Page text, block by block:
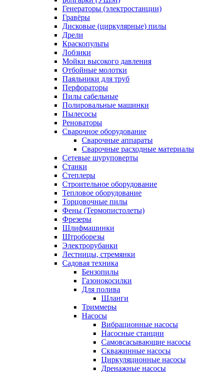
Генераторы (электростанции)
Гравёры
Дисковые (циркулярные) пилы
Дрели
Краскопульты
Лобзики
Мойки высокого давления
Отбойные молотки
Паяльники для труб
Перфораторы
Пилы сабельные
Полировальные машинки
Пылесосы
Реноваторы
Сварочное оборудование
Сварочные аппараты
Сварочные расходные материалы
Сетевые шуруповерты
Станки
Степлеры
Строительное оборудование
Тепловое оборудование
Торцовочные пилы
Фены (Термопистолеты)
Фрезеры
Шлифмашинки
Штроборезы
Электрорубанки
Лестницы, стремянки
Садовая техника
Бензопилы
Газонокосилки
Для полива
Шланги
Триммеры
Насосы
Вибрационные насосы
Насосные станции
Самовсасывающие насосы
Скважинные насосы
Циркуляционные насосы
Дренажные насосы